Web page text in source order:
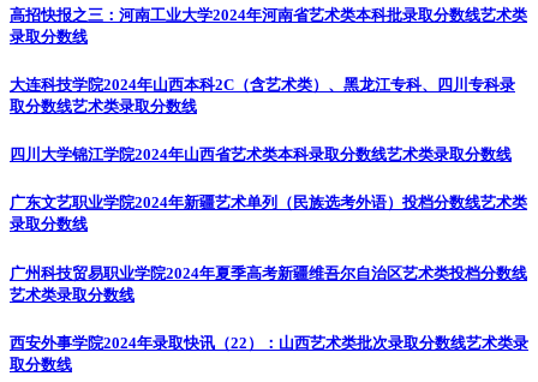
高招快报之三：河南工业大学2024年河南省艺术类本科批录取分数线艺术类
录取分数线
大连科技学院2024年山西本科2C（含艺术类）、黑龙江专科、四川专科录
取分数线艺术类录取分数线
四川大学锦江学院2024年山西省艺术类本科录取分数线艺术类录取分数线
广东文艺职业学院2024年新疆艺术单列（民族选考外语）投档分数线艺术类
录取分数线
广州科技贸易职业学院2024年夏季高考新疆维吾尔自治区艺术类投档分数线
艺术类录取分数线
西安外事学院2024年录取快讯（22）：山西艺术类批次录取分数线艺术类录
取分数线